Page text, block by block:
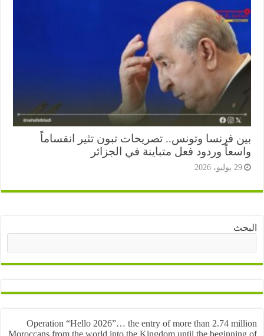
فرنسا وتونس.. تصريحات تبون تثير انقساماً
وردود فعل متباينة في الجزائر
Operation “Hello 2026”… the entry of more than 2.74
Moroccans from the world into the Kingdom until the